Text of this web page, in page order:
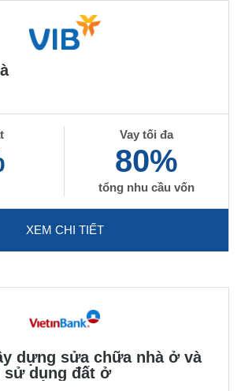
Vay tối đa
80%
tổng nhu cầu vốn
XEM CHI TIẾT
dựng sửa chữa nhà ở và
sử dụng đất ở